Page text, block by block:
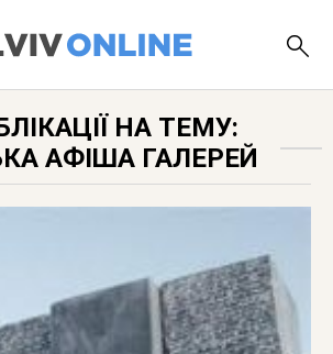
НА ТЕМУ:
АФІША ГАЛЕРЕЙ